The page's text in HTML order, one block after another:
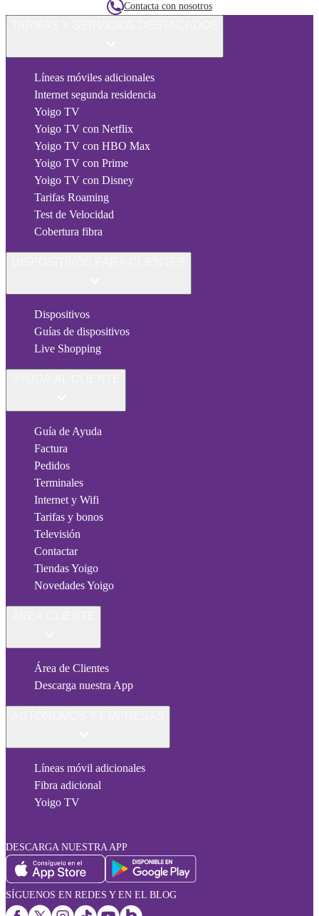
Contacta con nosotros
Líneas móviles adicionales
Internet segunda residencia
Yoigo TV
Yoigo TV con Netflix
Yoigo TV con HBO Max
Yoigo TV con Prime
Yoigo TV con Disney
Tarifas Roaming
Test de Velocidad
Cobertura fibra
Dispositivos
Guías de dispositivos
Live Shopping
Guía de Ayuda
Factura
Pedidos
Terminales
Internet y Wifi
Tarifas y bonos
Televisión
Contactar
Tiendas Yoigo
Novedades Yoigo
Área de Clientes
Descarga nuestra App
Líneas móvil adicionales
Fibra adicional
Yoigo TV
DESCARGA NUESTRA APP
SÍGUENOS EN REDES Y EN EL BLOG